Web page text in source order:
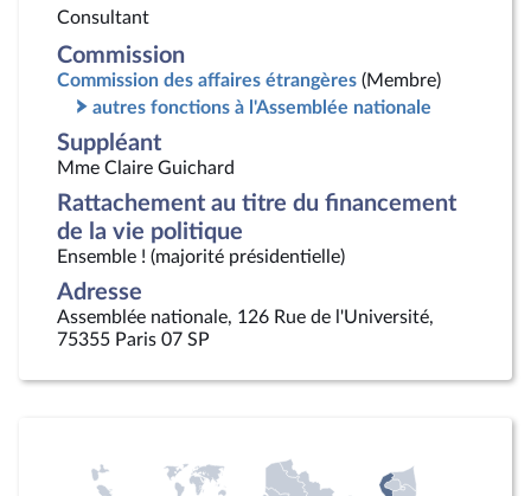
Consultant
Commission
Commission des affaires étrangères (Membre)
autres fonctions à l'Assemblée nationale
Suppléant
Mme Claire Guichard
Rattachement au titre du financement
de la vie politique
Ensemble ! (majorité présidentielle)
Adresse
Assemblée nationale, 126 Rue de l'Université,
75355 Paris 07 SP